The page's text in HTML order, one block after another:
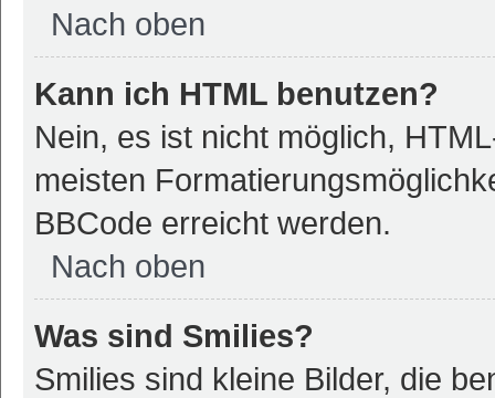
Nach oben
Kann ich HTML benutzen?
Nein, es ist nicht möglich,
meisten
BBCode erreicht werden.
Nach oben
Was sind Smilies?
Smilies sind kleine Bilder, die